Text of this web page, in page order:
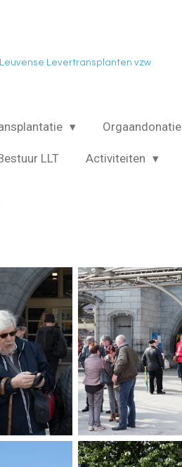
Leuvense Levertransplanten vzw
Orgaandonatie
LLT Activiteiten